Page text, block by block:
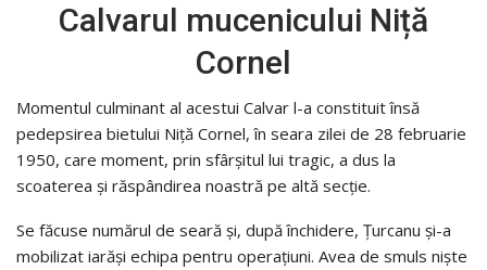
Calvarul mucenicului Niță
Cornel
Momentul culminant al acestui Calvar l-a constituit însă
pedepsirea bietului Niţă Cornel, în seara zilei de 28 februarie
1950, care moment, prin sfârşitul lui tragic, a dus la
scoaterea şi răspândirea noastră pe altă secţie.
Se făcuse numărul de seară şi, după închidere, Ţurcanu şi-a
mobilizat iarăşi echipa pentru operaţiuni. Avea de smuls nişte